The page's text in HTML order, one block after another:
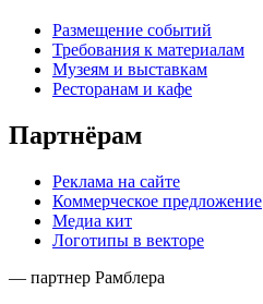
Размещение событий
Требования к материалам
Музеям и выставкам
Ресторанам и кафе
Партнёрам
Реклама на сайте
Коммерческое предложение
Медиа кит
Логотипы в векторе
— партнер Рамблера